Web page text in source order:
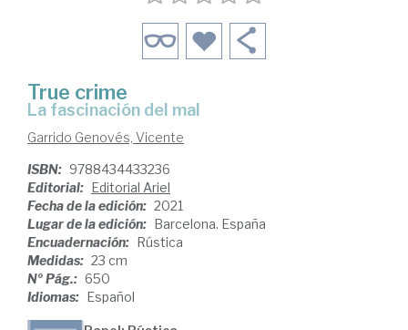
True crime
la fascinación del mal
Garrido Genovés, Vicente
ISBN: 9788434433236
Editorial: Editorial Ariel
Fecha de la edición: 2021
Lugar de la edición: Barcelona. España
Encuadernación: Rústica
Medidas: 23 cm
Nº Pág.: 650
Idiomas: Español